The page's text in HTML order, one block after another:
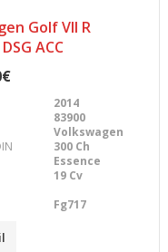
Golf VII R
ACC
2014
83900
Volkswagen
300 Ch
Essence
19 Cv
Fg717